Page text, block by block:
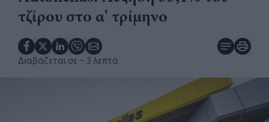
τζίρου στο α' τρίμηνο
Διαβάζεται σε ~ 3 λεπτά